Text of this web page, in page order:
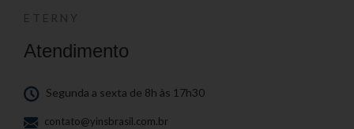
ETERNY
Atendimento
Segunda a sexta de 8h às 17h30
contato@yinsbrasil.com.br